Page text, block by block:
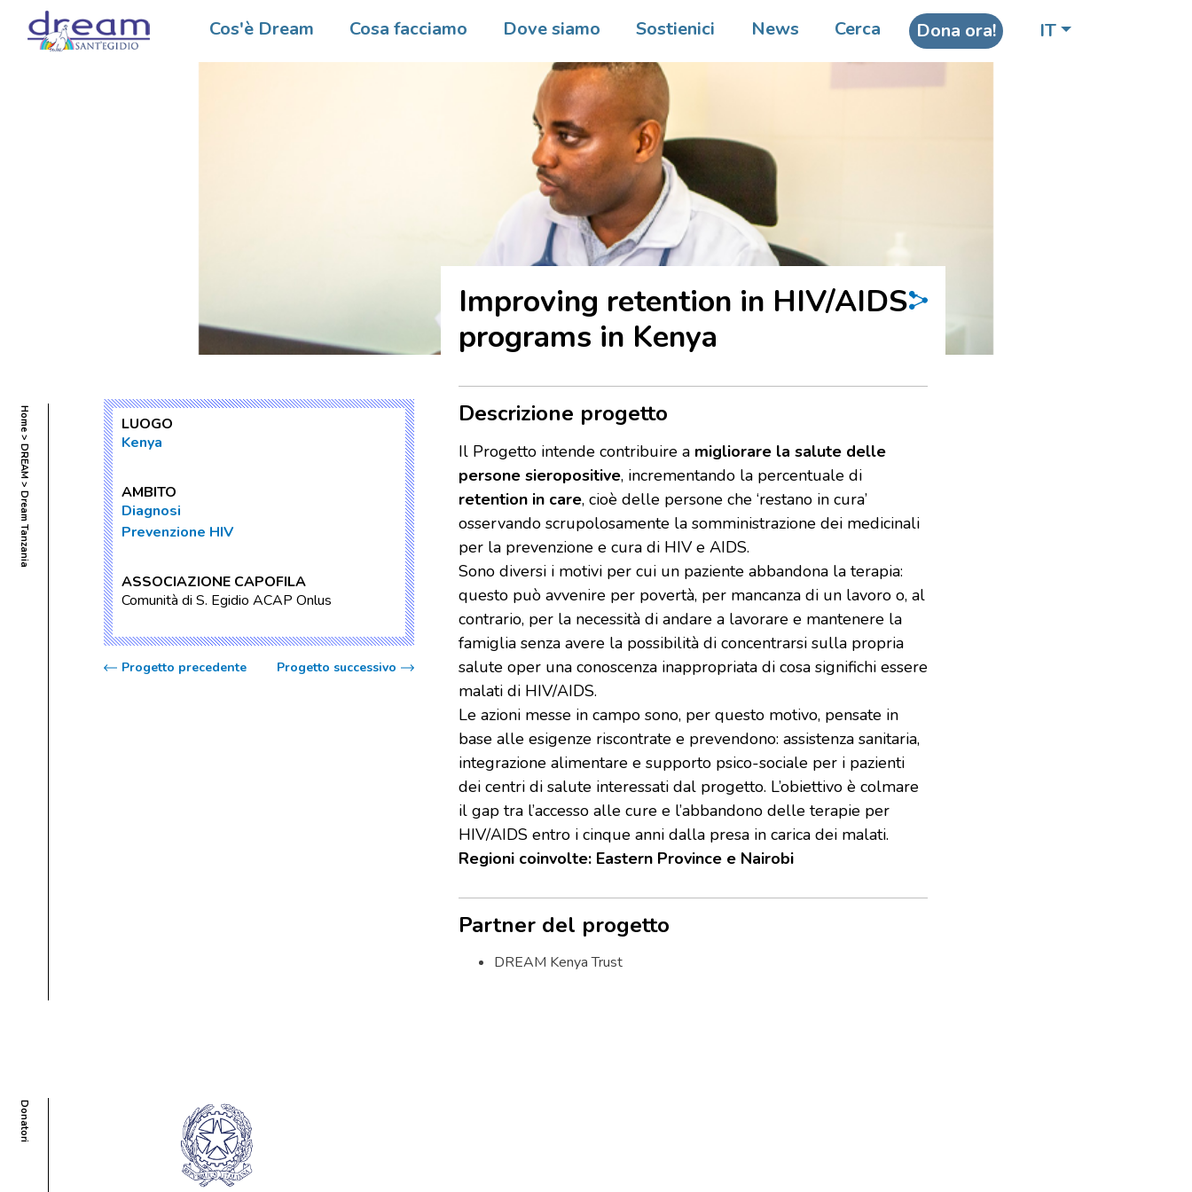
Cos'è Dream Cosa facciamo Dove siamo Sostienici News Cerca Dona ora! IT
Home
DREAM
Dream Tanzania
LUOGO
Kenya
AMBITO
Diagnosi
Prevenzione HIV
ASSOCIAZIONE CAPOFILA
Comunità di S. Egidio ACAP Onlus
Progetto precedente Progetto successivo
Improving retention in HIV/AIDS
programs in Kenya
Descrizione progetto
Il Progetto intende contribuire a migliorare la salute delle
persone sieropositive, incrementando la percentuale di
retention in care, cioè delle persone che ‘restano in cura’
osservando scrupolosamente la somministrazione dei medicinali
per la prevenzione e cura di HIV e AIDS.
Sono diversi i motivi per cui un paziente abbandona la terapia:
questo può avvenire per povertà, per mancanza di un lavoro o, al
contrario, per la necessità di andare a lavorare e mantenere la
famiglia senza avere la possibilità di concentrarsi sulla propria
salute oper una conoscenza inappropriata di cosa significhi essere
malati di HIV/AIDS.
Le azioni messe in campo sono, per questo motivo, pensate in
base alle esigenze riscontrate e prevendono: assistenza sanitaria,
integrazione alimentare e supporto psico-sociale per i pazienti
dei centri di salute interessati dal progetto. L’obiettivo è colmare
il gap tra l’accesso alle cure e l’abbandono delle terapie per
HIV/AIDS entro i cinque anni dalla presa in carica dei malati.
Regioni coinvolte: Eastern Province e Nairobi
Partner del progetto
DREAM Kenya Trust
Donatori